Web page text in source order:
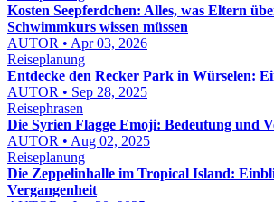
Kosten Seepferdchen: Alles, was Eltern
Schwimmkurs wissen müssen
AUTOR • Apr 03, 2026
Reiseplanung
Entdecke den Recker Park in Würselen:
AUTOR • Sep 28, 2025
Reisephrasen
Die Syrien Flagge Emoji: Bedeutung und
AUTOR • Aug 02, 2025
Reiseplanung
Die Zeppelinhalle im Tropical Island:
Vergangenheit